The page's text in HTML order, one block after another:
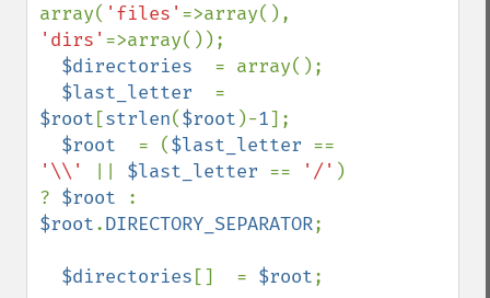
array( 'files'
'dirs' =>array());
$directories = array();
$last_letter
$root [strlen($root )-1];
$root = ($last_letter
'\\'
$last_letter == '/' )
? $root
$root.DIRECTORY_SEPARATOR;
$directories []  = $root;